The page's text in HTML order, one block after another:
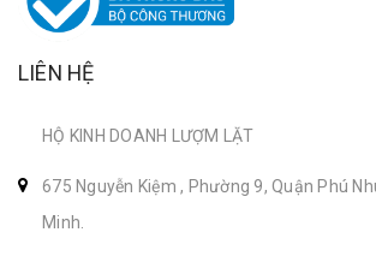
LIÊN HỆ
HỘ KINH DOANH LƯỢM LẶT
675 Nguyễn Kiệm , Phường 9, Quận Phú
Minh.